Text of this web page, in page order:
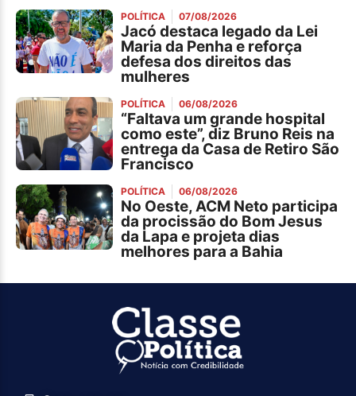
POLÍTICA 07/08/2026
Jacó destaca legado da Lei
Maria da Penha e reforça
defesa dos direitos das
mulheres
POLÍTICA 06/08/2026
“Faltava um grande hospital
como este”, diz Bruno Reis na
entrega da Casa de Retiro São
Francisco
POLÍTICA 06/08/2026
No Oeste, ACM Neto participa
da procissão do Bom Jesus
da Lapa e projeta dias
melhores para a Bahia